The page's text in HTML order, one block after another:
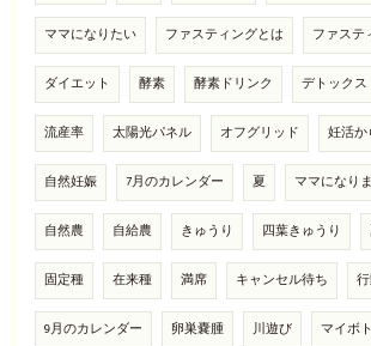
ママになりたい ファスティングとは ファステ
ダイエット 酵素 酵素ドリンク デトックス
流産率 太陽光パネル オフグリッド 妊活
自然妊娠 7月のカレンダー 夏 ママになり
自然農 自給農 きゅうり 四葉きゅうり
固定種 在来種 満席 キャンセル待ち
9月のカレンダー 卵巣嚢腫 川遊び マイボ